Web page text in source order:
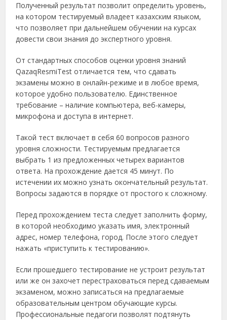
Полученный результат позволит определить уровень,
на котором тестируемый владеет казахским языком,
что позволяет при дальнейшем обучении на курсах
довести свои знания до экспертного уровня.
От стандартных способов оценки уровня знаний
QazaqResmiTest отличается тем, что сдавать
экзамены можно в онлайн-режиме и в любое время,
которое удобно пользователю. Единственное
требование – наличие компьютера, веб-камеры,
микрофона и доступа в интернет.
Такой тест включает в себя 60 вопросов разного
уровня сложности. Тестируемым предлагается
выбрать 1 из предложенных четырех вариантов
ответа. На прохождение дается 45 минут. По
истечении их можно узнать окончательный результат.
Вопросы задаются в порядке от простого к сложному.
Перед прохождением теста следует заполнить форму,
в которой необходимо указать имя, электронный
адрес, номер телефона, город. После этого следует
нажать «приступить к тестированию».
Если прошедшего тестирование не устроит результат
или же он захочет перестраховаться перед сдаваемым
экзаменом, можно записаться на предлагаемые
образовательным центром обучающие курсы.
Профессиональные педагоги позволят подтянуть